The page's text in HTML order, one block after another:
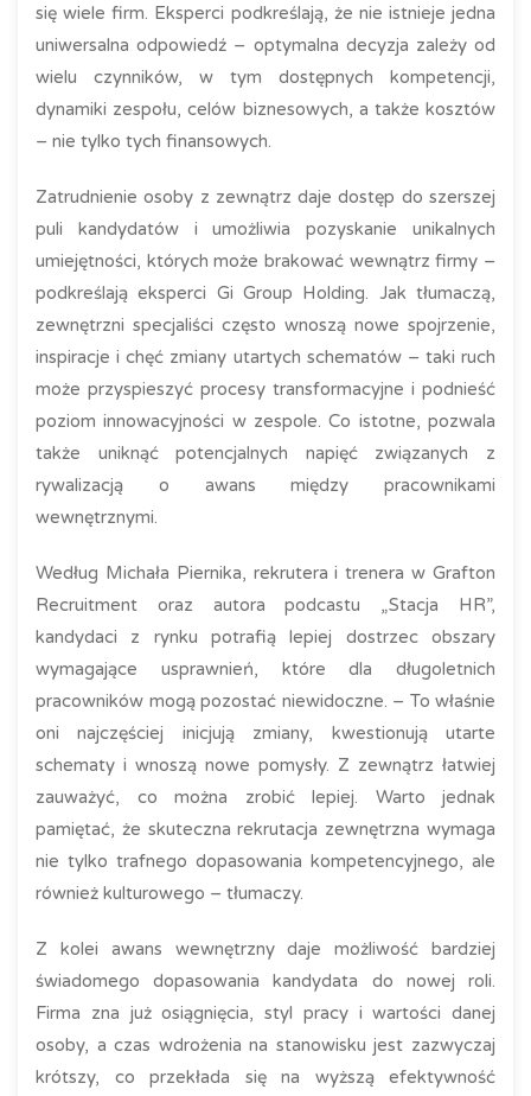
się wiele firm. Eksperci podkreślają, że nie istnieje jedna
uniwersalna odpowiedź – optymalna decyzja zależy od
wielu czynników, w tym dostępnych kompetencji,
dynamiki zespołu, celów biznesowych, a także kosztów
– nie tylko tych finansowych.
Zatrudnienie osoby z zewnątrz daje dostęp do szerszej
puli kandydatów i umożliwia pozyskanie unikalnych
umiejętności, których może brakować wewnątrz firmy –
podkreślają eksperci Gi Group Holding. Jak tłumaczą,
zewnętrzni specjaliści często wnoszą nowe spojrzenie,
inspiracje i chęć zmiany utartych schematów – taki ruch
może przyspieszyć procesy transformacyjne i podnieść
poziom innowacyjności w zespole. Co istotne, pozwala
także uniknąć potencjalnych napięć związanych z
rywalizacją o awans między pracownikami
wewnętrznymi.
Według Michała Piernika, rekrutera i trenera w Grafton
Recruitment oraz autora podcastu „Stacja HR”,
kandydaci z rynku potrafią lepiej dostrzec obszary
wymagające usprawnień, które dla długoletnich
pracowników mogą pozostać niewidoczne. – To właśnie
oni najczęściej inicjują zmiany, kwestionują utarte
schematy i wnoszą nowe pomysły. Z zewnątrz łatwiej
zauważyć, co można zrobić lepiej. Warto jednak
pamiętać, że skuteczna rekrutacja zewnętrzna wymaga
nie tylko trafnego dopasowania kompetencyjnego, ale
również kulturowego – tłumaczy.
Z kolei awans wewnętrzny daje możliwość bardziej
świadomego dopasowania kandydata do nowej roli.
Firma zna już osiągnięcia, styl pracy i wartości danej
osoby, a czas wdrożenia na stanowisku jest zazwyczaj
krótszy, co przekłada się na wyższą efektywność